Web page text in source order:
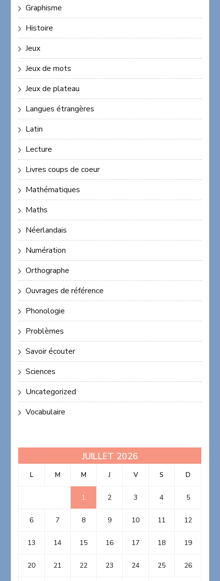
Graphisme
Histoire
Jeux
Jeux de mots
Jeux de plateau
Langues étrangères
Latin
Lecture
Livres coups de coeur
Mathématiques
Maths
Néerlandais
Numération
Orthographe
Ouvrages de référence
Phonologie
Problèmes
Savoir écouter
Sciences
Uncategorized
Vocabulaire
JUILLET 2026
L M M J V S D
1 2 3 4 5
6 7 8 9 10 11 12
13 14 15 16 17 18 19
20 21 22 23 24 25 26